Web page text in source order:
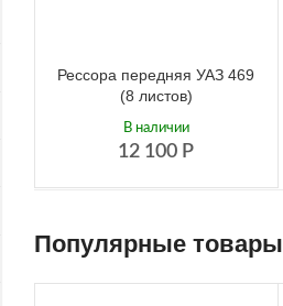
Рессора передняя УАЗ 469
(8 листов)
12 100 Р
В наличии
Популярные товары